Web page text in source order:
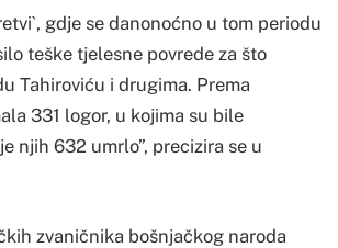
gdje se danonoćno u tom periodu
teške tjelesne povrede za što
Tahiroviću i drugima. Prema
331 logor, u kojima su bile
njih 632 umrlo”, precizira se u
zvaničnika bošnjačkog naroda